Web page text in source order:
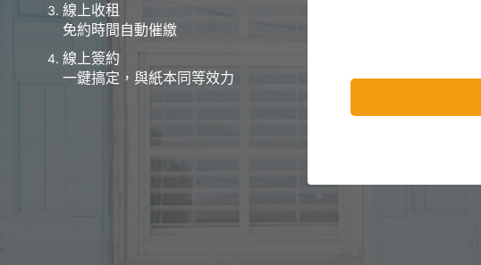
線上收租
免約時間自動催繳
線上簽約
一鍵搞定，與紙本同等效力